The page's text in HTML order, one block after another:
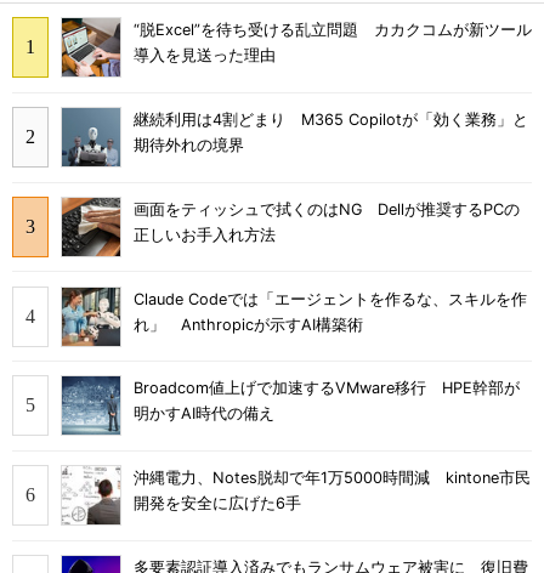
“脱Excel”を待ち受ける乱立問題 カカクコムが新ツール
導入を見送った理由
継続利用は4割どまり M365 Copilotが「効く業務」と
期待外れの境界
画面をティッシュで拭くのはNG Dellが推奨するPCの
正しいお手入れ方法
Claude Codeでは「エージェントを作るな、スキルを作
れ」 Anthropicが示すAI構築術
Broadcom値上げで加速するVMware移行 HPE幹部が
明かすAI時代の備え
沖縄電力、Notes脱却で年1万5000時間減 kintone市民
開発を安全に広げた6手
多要素認証導入済みでもランサムウェア被害に 復旧費